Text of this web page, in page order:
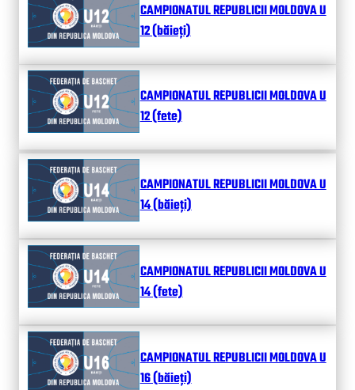
CAMPIONATUL REPUBLICII MOLDOVA U
12 (băieți)
CAMPIONATUL REPUBLICII MOLDOVA U
12 (fete)
CAMPIONATUL REPUBLICII MOLDOVA U
14 (băieți)
CAMPIONATUL REPUBLICII MOLDOVA U
14 (fete)
CAMPIONATUL REPUBLICII MOLDOVA U
16 (băieți)